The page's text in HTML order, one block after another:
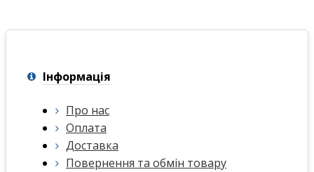
Інформація
Про нас
Оплата
Доставка
Повернення та обмін товару